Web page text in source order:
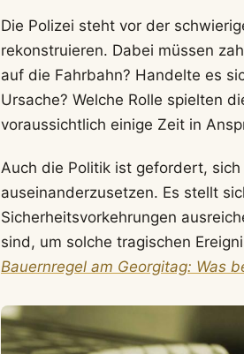
Die Polizei steht vor der
rekonstruieren. Dabei müssen
auf die Fahrbahn? Handelte es
Ursache? Welche Rolle spielten
voraussichtlich einige Zeit in
Auch die Politik ist gefordert,
auseinanderzusetzen. Es stellt
Sicherheitsvorkehrungen
sind, um solche tragischen
Bauernregel am Georgitag: Was